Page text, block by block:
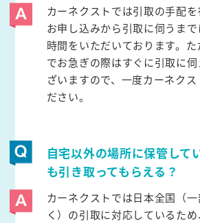
カーネクストでは引取の手配を
お申し込みから引取に伺うま
時間をいただいております。
でお急ぎの際はすぐに引取に
ざいますので、一度カーネクス
ださい。
自宅以外の場所に保管して
も引き取ってもらえる？
カーネクストでは日本全国（
く）の引取に対応しているた